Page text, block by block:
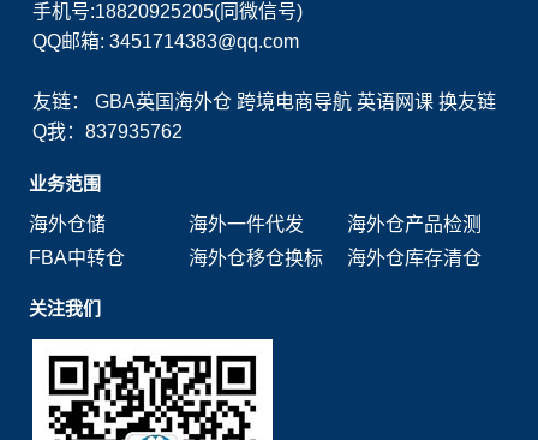
手机号:18820925205(同微信号)
QQ邮箱: 3451714383@qq.com
友链：GBA英国海外仓 跨境电商导航 英语网课 换友链
Q我：837935762
业务范围
海外仓储
海外一件代发
海外仓产品检测
FBA中转仓
海外仓移仓换标 海外仓库存清仓
关注我们